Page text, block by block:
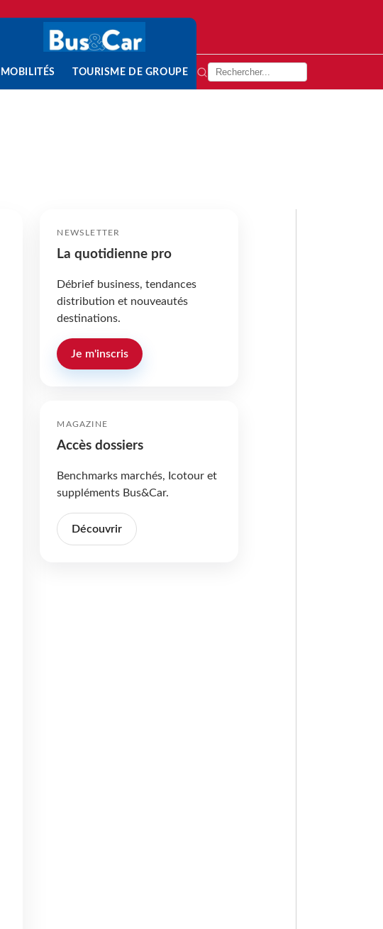
MOBILITÉS TOURISME DE GROUPE
NEWSLETTER
La quotidienne pro
Débrief business, tendances
distribution et nouveautés
destinations.
Je m'inscris
MAGAZINE
Accès dossiers
Benchmarks marchés, Icotour et
suppléments Bus&Car.
Découvrir